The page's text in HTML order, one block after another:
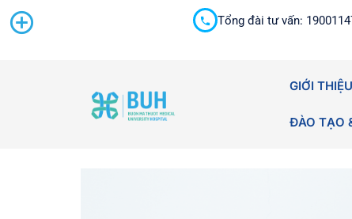
Tổng đài tư vấn:
GIỚI THIỆU
ĐÀO TẠO